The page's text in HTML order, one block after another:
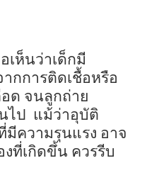
เห็นว่าเด็กมี
กการติดเชื้อหรือ
อด จนลูกถ่าย
ไป แม้ว่าอุบัติ
ความรุนแรง อาจ
ที่เกิดขึ้น ควรรีบ